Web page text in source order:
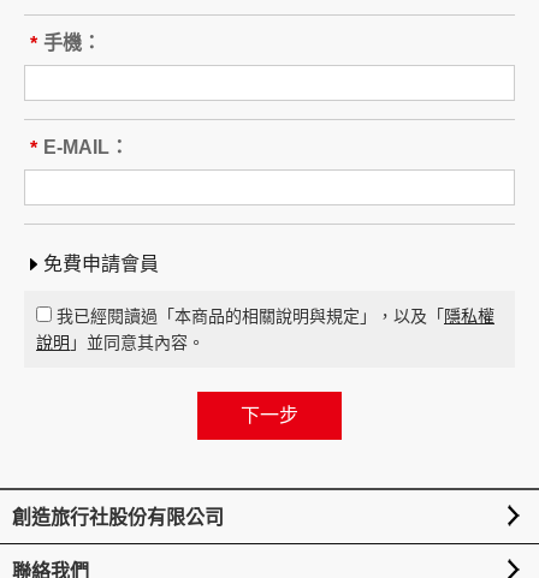
第三條（旅遊團名稱、旅遊行程及廣告責任）
本旅遊團名稱為____________________
旅遊地區（國家、城市或觀光地
點）：________
_____ 與本契約有關之附件、廣告、宣傳文件、
行程表或說明會之說明內容均視為本契約內容之
負之義務不得低於廣告之內容。
第一項記載得以所刊登之廣告、宣傳文件、行程
未記載第一項內容或記載之內容與刊登廣告、宣
第四條（集合及出發時地）
甲方應於民國_____年_____月_____日_____時
* 手機：
* E-MAIL：
免費申請會員
我已經閱讀過「本商品的相關說明與規定」，以及「 隱私權
說明 」並同意其內容。
創造旅行社股份有限公司
聯絡我們